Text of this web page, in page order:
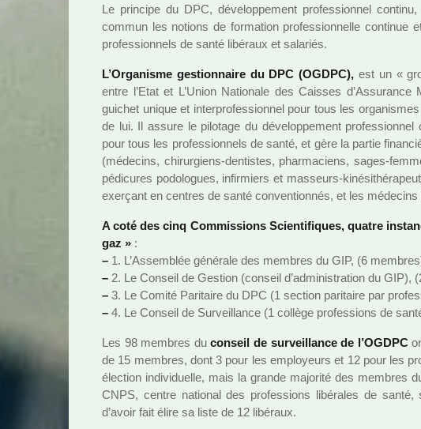
Le prin­cipe du DPC, déve­lop­pe­ment pro­fes­sion­nel
commun les notions de for­ma­tion pro­fes­sion­nelle conti­nue
pro­fes­sion­nels de santé libé­raux et sala­riés.
L’Organisme ges­tion­naire du DPC (OGDPC), est un «
entre l’Etat et L’Union Nationale des Caisses d’Assurance
gui­chet unique et inter­pro­fes­sion­nel pour tous les
de lui. Il assure le pilo­tage du déve­lop­pe­ment
pour tous les pro­fes­sion­nels de santé, et gère la partie
(méde­cins, chi­rur­giens-den­tis­tes, phar­ma­ciens, sages-
pédi­cu­res podo­lo­gues, infir­miers et mas­seurs-
exer­çant en cen­tres de santé conven­tion­nés, et les méde­cins
A coté des cinq Commissions Scientifiques, quatre
gaz » :
– 1. L’Assemblée géné­rale des mem­bres du GIP, (6
– 2. Le Conseil de Gestion (conseil d’admi­nis­tra­tion du GIP),
– 3. Le Comité Paritaire du DPC (1 sec­tion pari­taire par
– 4. Le Conseil de Surveillance (1 col­lège pro­fes­sions de
Les 98 mem­bres duconseil de sur­veillance de l’OGDPC
de 15 mem­bres, dont 3 pour les employeurs et 12 pour les
élection indi­vi­duelle, mais la grande majo­rité des mem­bres
CNPS, centre natio­nal des pro­fes­sions libé­ra­les de
d’avoir fait élire sa liste de 12 libé­raux.